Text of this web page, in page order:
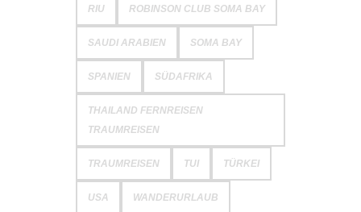
RIU ROBINSON CLUB SOMA BAY
SAUDI ARABIEN SOMA BAY
SPANIEN SÜDAFRIKA
THAILAND FERNREISEN
TRAUMREISEN
TRAUMREISEN TUI TÜRKEI
USA WANDERURLAUB